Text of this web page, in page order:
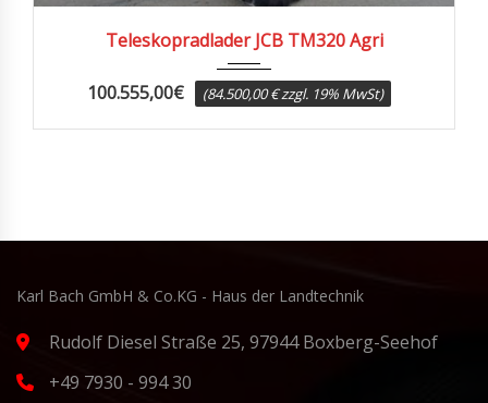
Teleskopradlader JCB TM320 Agri
100.555,00€ (84.500,00 € zzgl. 19% MwSt)
Karl Bach GmbH & Co.KG - Haus der Landtechnik
Rudolf Diesel Straße 25, 97944 Boxberg-Seehof
+49 7930 - 994 30